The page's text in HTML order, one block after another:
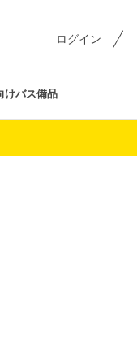
ログイン
けバス備品